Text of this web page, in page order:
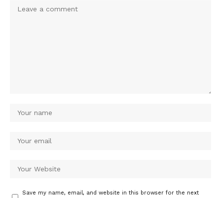
Save my name, email, and website in this browser for the next